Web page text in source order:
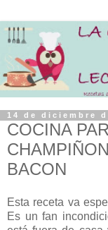
14 de diciembre
COCINA
BACON
Esta receta va
Es un fan